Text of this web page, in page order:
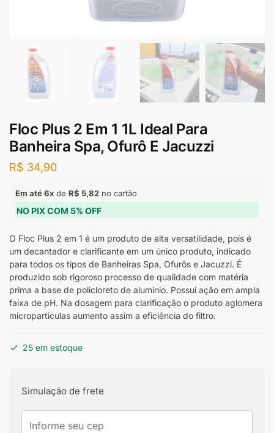
Floc Plus 2 Em 1 1L Ideal Para
Banheira Spa, Ofurô E Jacuzzi
R$ 34,90
Em até 6x de R$ 5,82 no cartão
NO PIX COM 5% OFF
O Floc Plus 2 em 1 é um produto de alta versatilidade, pois é
um decantador e clarificante em um único produto, indicado
para todos os tipos de Banheiras Spa, Ofurôs e Jacuzzi. É
produzido sob rigoroso processo de qualidade com matéria
prima a base de policloreto de alumínio. Possui ação em ampla
faixa de pH. Na dosagem para clarificação o produto aglomera
microparticulas aumento assim a eficiência do filtro.
25 em estoque
Simulação de frete